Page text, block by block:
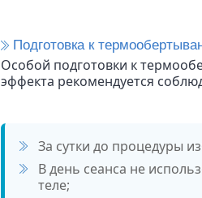
Подготовка к
Особой подготовки к
эффекта рекомендуется
За сутки до процедуры
В день сеанса не
теле;